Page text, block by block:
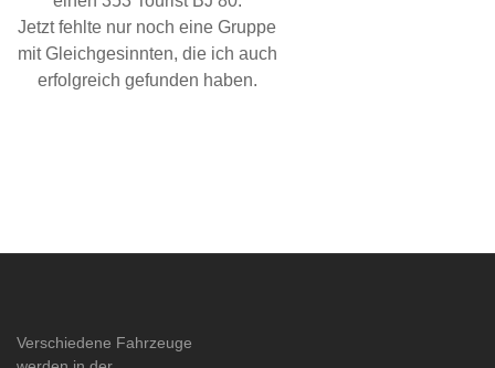
Jetzt fehlte nur noch eine Gruppe
mit Gleichgesinnten, die ich auch
erfolgreich gefunden haben.
Verschiedene Fahrzeuge